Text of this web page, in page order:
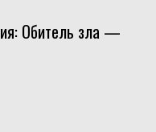
Обитель зла —